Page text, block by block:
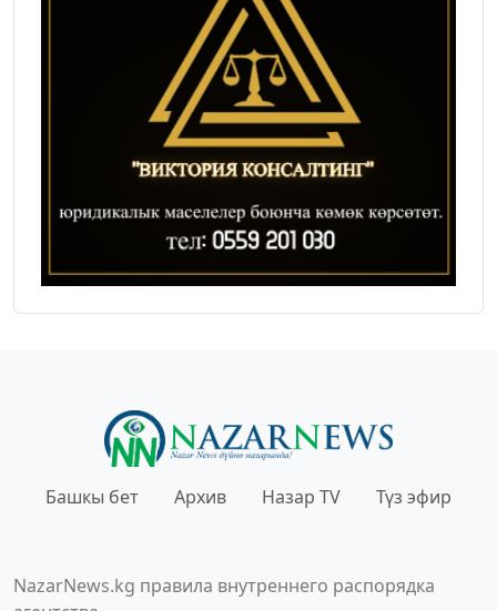
Башкы бет Архив Назар TV Түз эфир
NazarNews.kg правила внутреннего распорядка